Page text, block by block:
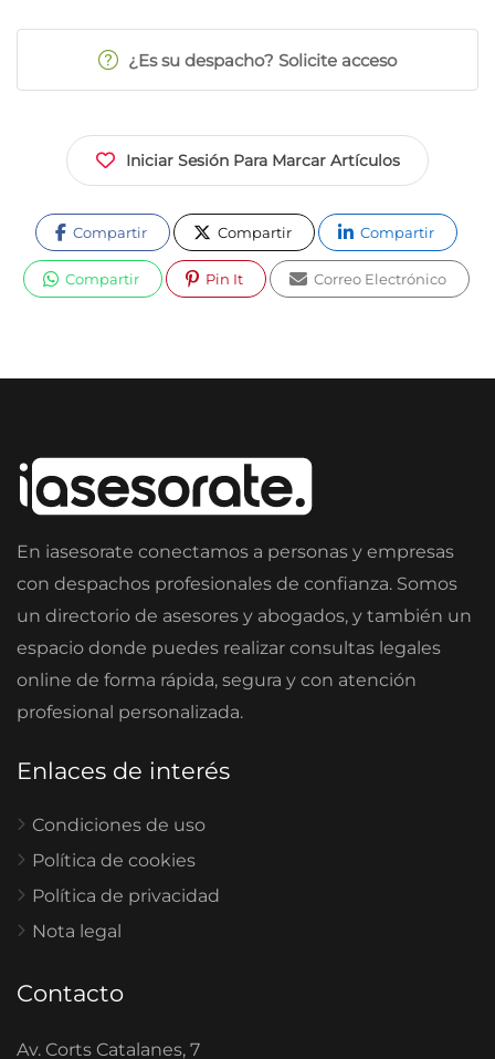
¿Es su despacho? Solicite acceso
Iniciar Sesión Para Marcar Artículos
Compartir Compartir Compartir
Compartir Pin It Correo Electrónico
En iasesorate conectamos a personas y empresas
con despachos profesionales de confianza. Somos
un directorio de asesores y abogados, y también un
espacio donde puedes realizar consultas legales
online de forma rápida, segura y con atención
profesional personalizada.
Enlaces de interés
Condiciones de uso
Política de cookies
Política de privacidad
Nota legal
Contacto
Av. Corts Catalanes, 7